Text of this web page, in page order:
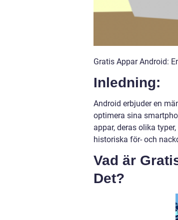
Gratis Appar Android:
Inledning:
Android erbjuder en
optimera sina
appar, deras olika
historiska för- och
Vad är
Det?